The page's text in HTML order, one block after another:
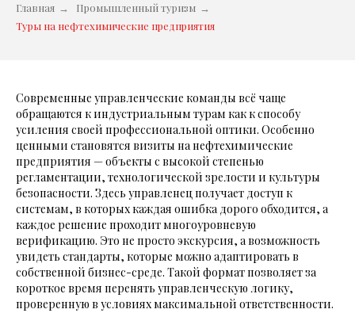
Главная → Промышленный туризм →
Туры на нефтехимические предприятия
Современные управленческие команды всё чаще
обращаются к индустриальным турам как к способу
усиления своей профессиональной оптики. Особенно
ценными становятся визиты на нефтехимические
предприятия — объекты с высокой степенью
регламентации, технологической зрелости и культуры
безопасности. Здесь управленец получает доступ к
системам, в которых каждая ошибка дорого обходится, а
каждое решение проходит многоуровневую
верификацию. Это не просто экскурсия, а возможность
увидеть стандарты, которые можно адаптировать в
собственной бизнес-среде. Такой формат позволяет за
короткое время перенять управленческую логику,
проверенную в условиях максимальной ответственности.